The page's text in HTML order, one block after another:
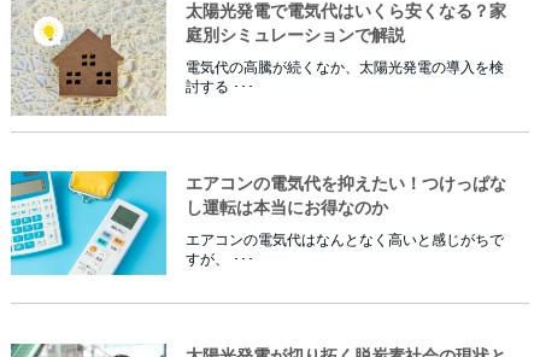
太陽光発電で電気代はいくら安くなる？家
庭別シミュレーションで解説
電気代の高騰が続くなか、太陽光発電の導入を検
討する ･･･
エアコンの電気代を抑えたい！つけっぱな
し運転は本当にお得なのか
エアコンの電気代はなんとなく高いと感じがちで
すが、 ･･･